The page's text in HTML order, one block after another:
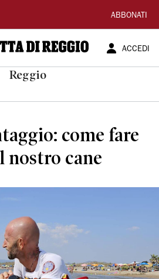
ABBONATI
ACCEDI
Reggio
come fare
cane